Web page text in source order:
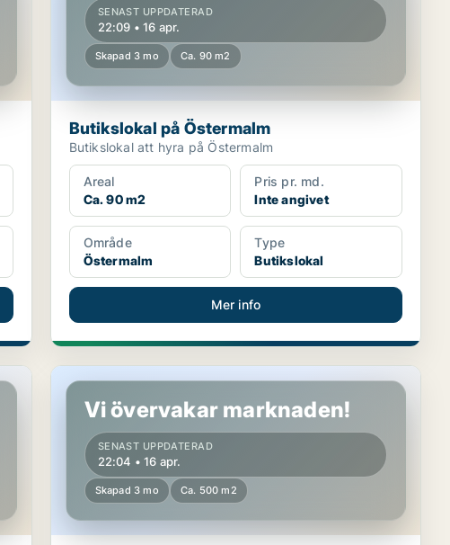
SENAST UPPDATERAD
22:09 • 16 apr.
Skapad 3 mo Ca. 90 m2
Butikslokal på Östermalm
Butikslokal att hyra på Östermalm
Areal
Ca. 90 m2
Pris pr. md.
Inte angivet
Område
Östermalm
Type
Butikslokal
Mer info
Butikslokal i Söderort
Vi övervakar marknaden!
SENAST UPPDATERAD
22:04 • 16 apr.
Skapad 3 mo Ca. 500 m2